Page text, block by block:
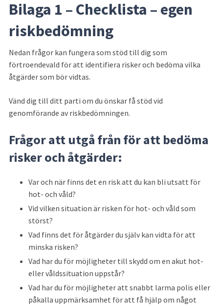
Bilaga 1 – Checklista – egen
riskbedömning
Nedan frågor kan fungera som stöd till dig som
förtroendevald för att identifiera risker och bedöma vilka
åtgärder som bör vidtas.
Vänd dig till ditt parti om du önskar få stöd vid
genomförande av riskbedömningen.
Frågor att utgå från för att bedöma
risker och åtgärder:
Var och när finns det en risk att du kan bli utsatt för
hot- och våld?
Vid vilken situation är risken för hot- och våld som
störst?
Vad finns det för åtgärder du själv kan vidta för att
minska risken?
Vad har du för möjligheter till skydd om en akut hot-
eller våldssituation uppstår?
Vad har du för möjligheter att snabbt larma polis eller
påkalla uppmärksamhet för att få hjälp om något